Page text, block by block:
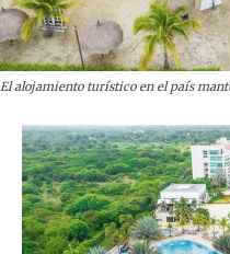
El alojamiento turístico en el país